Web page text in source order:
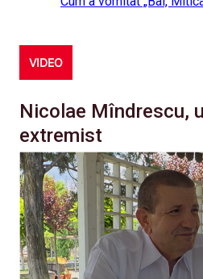
VIDEO
Nicolae Mîndrescu,
extremist